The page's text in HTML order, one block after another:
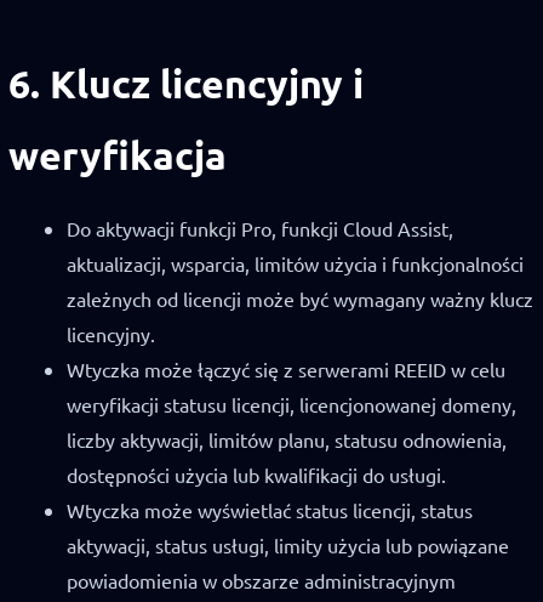
6. Klucz licencyjny i
weryfikacja
Do aktywacji funkcji Pro, funkcji Cloud Assist,
aktualizacji, wsparcia, limitów użycia i funkcjonalności
zależnych od licencji może być wymagany ważny klucz
licencyjny.
Wtyczka może łączyć się z serwerami REEID w celu
weryfikacji statusu licencji, licencjonowanej domeny,
liczby aktywacji, limitów planu, statusu odnowienia,
dostępności użycia lub kwalifikacji do usługi.
Wtyczka może wyświetlać status licencji, status
aktywacji, status usługi, limity użycia lub powiązane
powiadomienia w obszarze administracyjnym